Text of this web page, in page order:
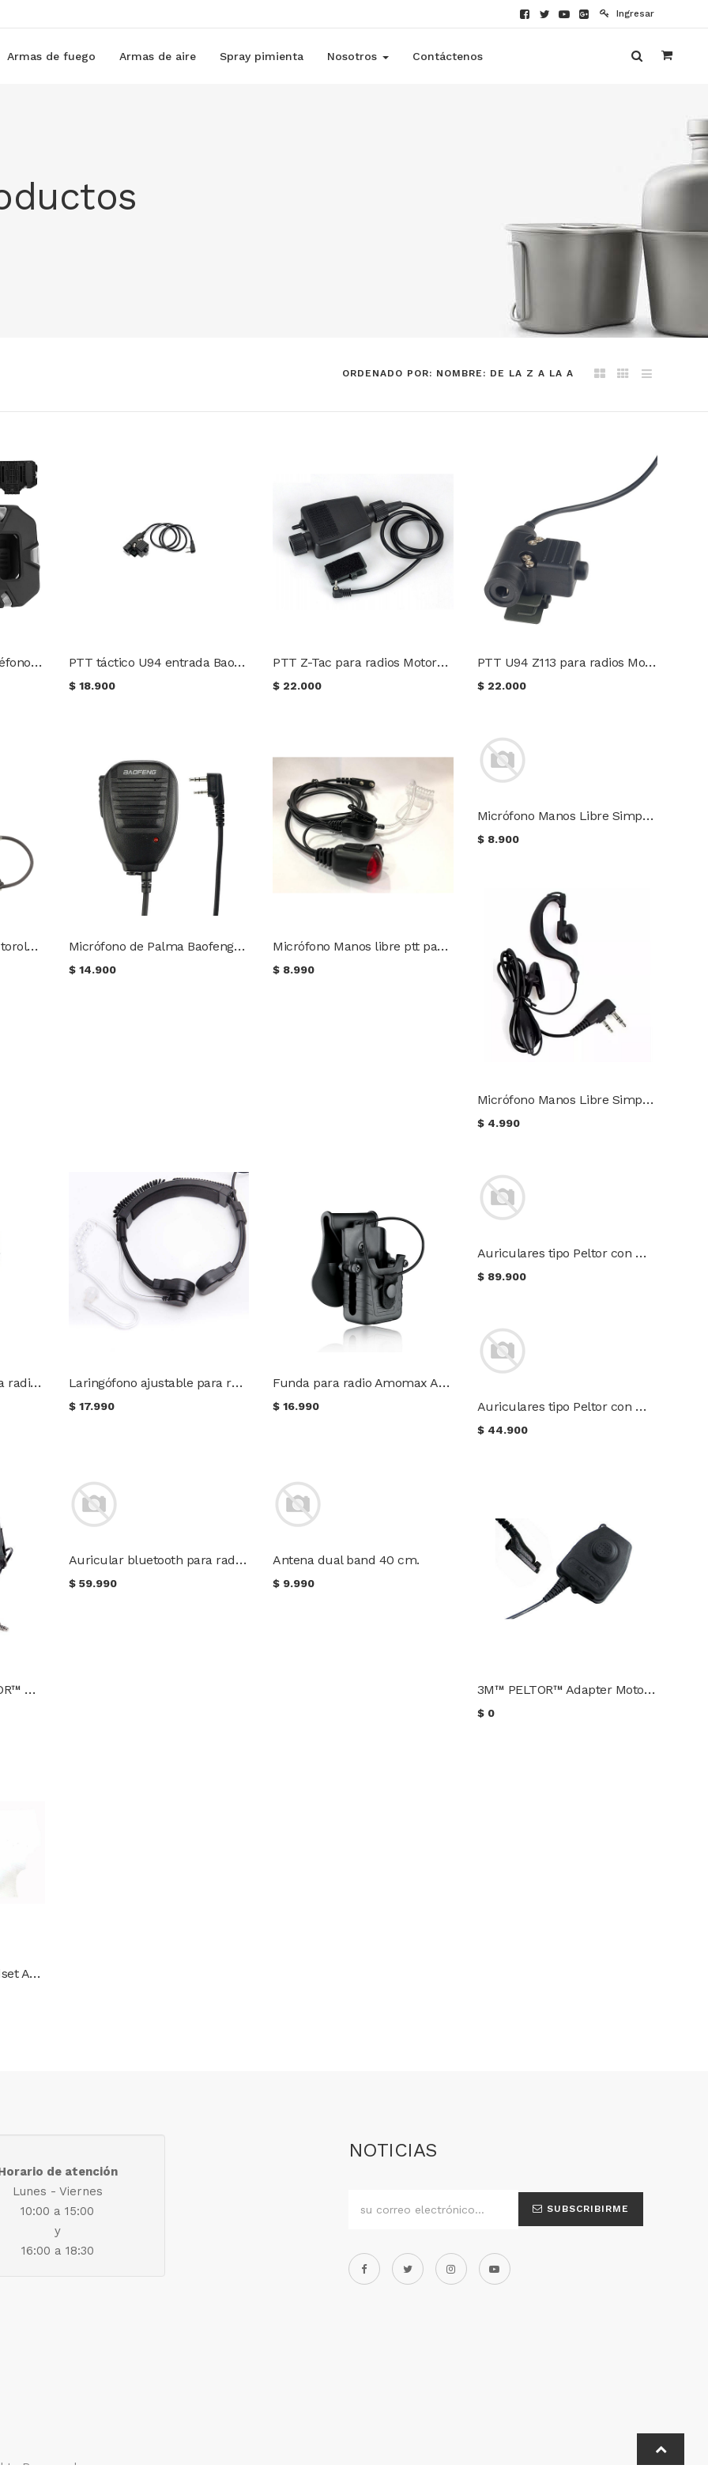
Ingresar
Armas de fuego Armas de aire Spray pimienta Nosotros Contáctenos
ORDENADO POR: NOMBRE: DE LA Z A LA A
Soporte táctico para teléfono celular PTT táctico U94 entrada Baofeng/Keenwood
$ 18.900
PTT Z-Tac para radios Motorola 1 pin
$ 22.000
PTT U94 Z113 para radios Motorola 1 Pin
$ 22.000
Micrófono de Palma Motorola HMN1090C Micrófono de Palma Baofeng / Keenwood
$ 14.900
Micrófono Manos libre ptt para radios Wouxun Baofeng Kenwood
$ 8.990
Micrófono Manos Libre Simple Ptt para radios Motorola
$ 8.900
Micrófono Manos Libre Simple Ptt para radios Baofeng Wouxun Kenwood
$ 4.990
Laringófono simple para radio Baofeng / Keenwood Laringófono ajustable para radio Baofeng / Keenwood
$ 17.990
Funda para radio Amomax AM-RH
$16.990
Auriculares tipo Peltor con micrófono + PTT (reducción de ruido y amplificación electrónica)
$ 89.900
Auriculares tipo Peltor con micrófono (pasivos)
$ 44.900
Auriculares 3M™ PELTOR™ Comtac™ MT17H682BB-49
Auricular bluetooth para radio Baofeng / Keenwood
$ 59.990
Antena dual band 40 cm.
$ 9.990
3M™ PELTOR™ Adapter Motorola TRBO XPR APX
$ 0
3M Peltor Comtac Headset ARC (mbitr prc-148 prc-152 TEA TCI TRI TCA PTT radio
de atención
Lunes - Viernes
10:00 a 15:00
y
16:00 a 18:30
NOTICIAS
SUBSCRIBIRME
Reserved.